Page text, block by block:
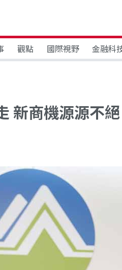
觀點 國際視野 金融科
新商機源源不絕